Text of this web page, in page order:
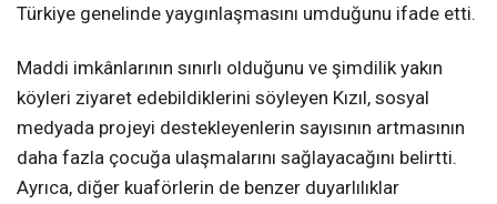
Türkiye genelinde yaygınlaşmasını umduğunu ifade etti.
Maddi imkânlarının sınırlı olduğunu ve şimdilik yakın
köyleri ziyaret edebildiklerini söyleyen Kızıl, sosyal
medyada projeyi destekleyenlerin sayısının artmasının
daha fazla çocuğa ulaşmalarını sağlayacağını belirtti.
Ayrıca, diğer kuaförlerin de benzer duyarlılıklar